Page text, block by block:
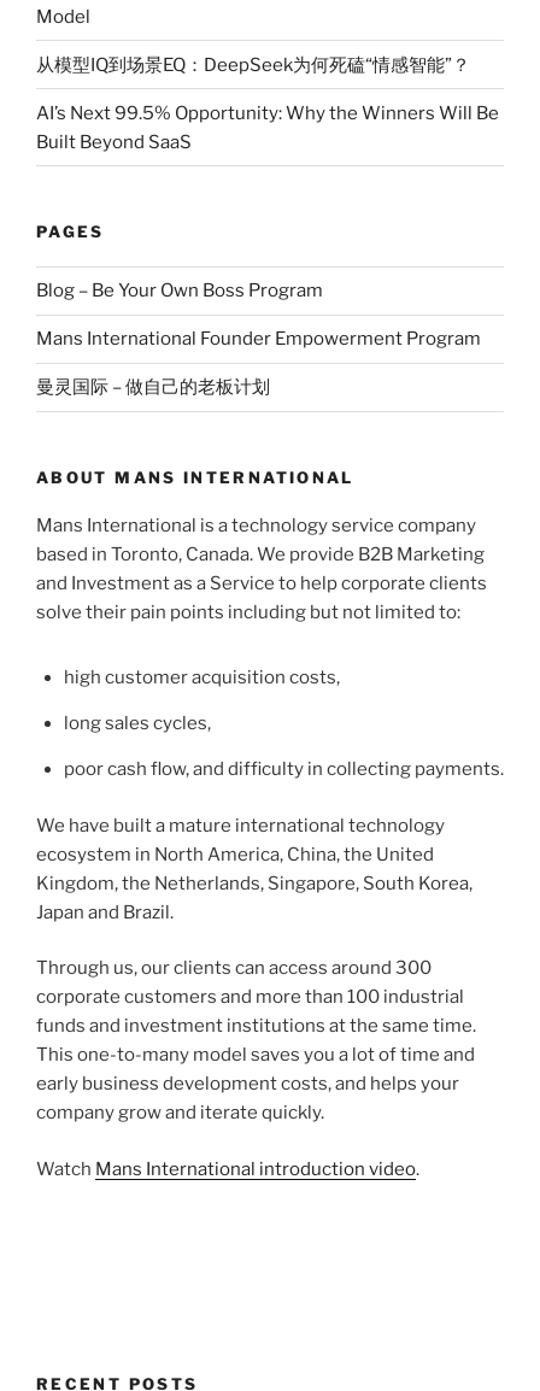
Model
从模型IQ到场景EQ：DeepSeek为何死磕“情感智能”？
AI’s Next 99.5% Opportunity: Why the Winners Will Be
Built Beyond SaaS
PAGES
Blog – Be Your Own Boss Program
Mans International Founder Empowerment Program
曼灵国际 – 做自己的老板计划
ABOUT MANS INTERNATIONAL
Mans International is a technology service company
based in Toronto, Canada. We provide B2B Marketing
and Investment as a Service to help corporate clients
solve their pain points including but not limited to:
high customer acquisition costs,
long sales cycles,
poor cash flow, and difficulty in collecting payments.
We have built a mature international technology
ecosystem in North America, China, the United
Kingdom, the Netherlands, Singapore, South Korea,
Japan and Brazil.
Through us, our clients can access around 300
corporate customers and more than 100 industrial
funds and investment institutions at the same time.
This one-to-many model saves you a lot of time and
early business development costs, and helps your
company grow and iterate quickly.
Watch Mans International introduction video.
RECENT POSTS